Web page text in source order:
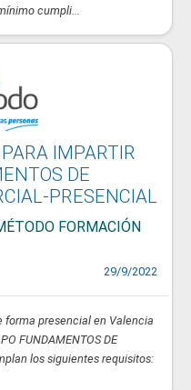
cumpli...
IMPARTIR
DE
PRESENCIAL
FORMACIÓN
29/9/2022
forma presencial en Valencia
FUNDAMENTOS DE
los siguientes requisitos: